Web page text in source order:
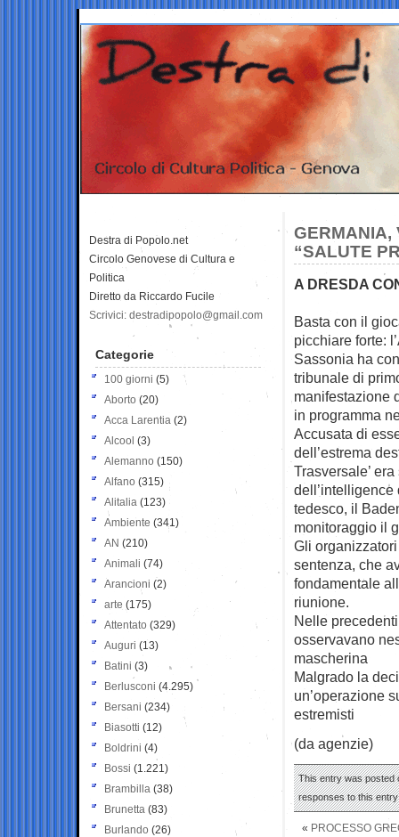
GERMANIA,
“SALUTE
A DRESDA
Basta con il
picchiare forte:
Sassonia ha
tribunale di
manifestazione
in programma
Accusata di
dell’estrema
Trasversale’
tedesco, il
monitoraggio il
Gli
sentenza, che
fondamentale
riunione.
Nelle
osservavano
mascherina
Malgrado la
un’operazione
estremisti
(da agenzie)
This entry was posted
responses to this
« PROCESSO
Destra di Popolo.net
Circolo Genovese di Cultura e
Politica
Diretto da Riccardo Fucile
Scrivici: destradipopolo@gmail.com
Categorie
100 giorni (5)
Aborto (20)
Acca Larentia (2)
Alcool (3)
Alemanno (150)
Alfano (315)
Alitalia (123)
Ambiente (341)
AN (210)
Animali (74)
Arancioni (2)
arte (175)
Attentato (329)
Auguri (13)
Batini (3)
Berlusconi (4.295)
Bersani (234)
Biasotti (12)
Boldrini (4)
Bossi (1.221)
Brambilla (38)
Brunetta (83)
Burlando (26)